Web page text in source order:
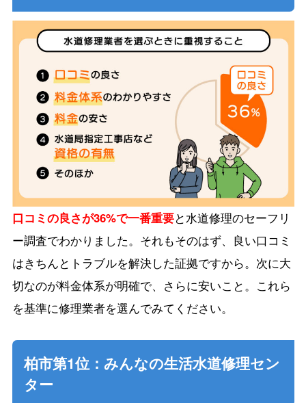
口コミの良さが36%で一番重要と水道修理のセーフリ
ー調査でわかりました。それもそのはず、良い口コミ
はきちんとトラブルを解決した証拠ですから。次に大
切なのが料金体系が明確で、さらに安いこと。これら
を基準に修理業者を選んでみてください。
柏市第1位：みんなの生活水道修理セン
ター